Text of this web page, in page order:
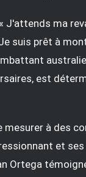
J'attends ma
suis prêt à
est
mesurer à des
et
Ortega